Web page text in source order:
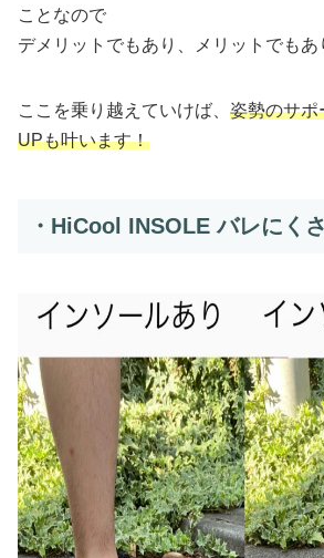
ことなので
デメリットでもあり、メリットでもあ
ここを乗り越えていけば、 姿勢のサポ
UPも叶います！
・HiCool INSOLE バレにくさ